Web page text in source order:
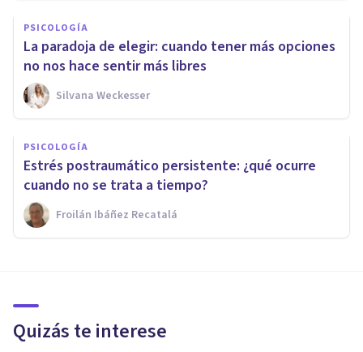
PSICOLOGÍA
La paradoja de elegir: cuando tener más opciones
no nos hace sentir más libres
Silvana Weckesser
PSICOLOGÍA
Estrés postraumático persistente: ¿qué ocurre
cuando no se trata a tiempo?
Froilán Ibáñez Recatalá
Quizás te interese